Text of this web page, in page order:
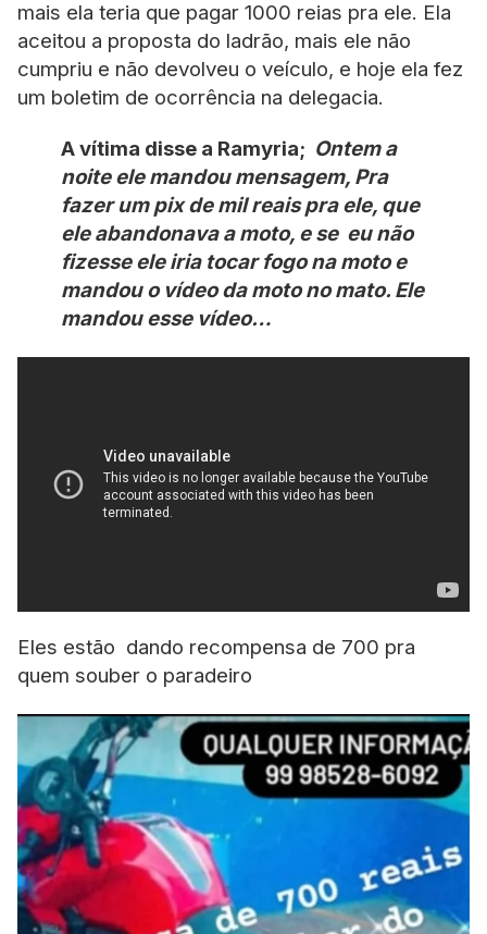
mais ela teria que pagar 1000 reias pra ele. Ela
aceitou a proposta do ladrão, mais ele não
cumpriu e não devolveu o veículo, e hoje ela fez
um boletim de ocorrência na delegacia.
A vítima disse a Ramyria; Ontem a
noite ele mandou mensagem, Pra
fazer um pix de mil reais pra ele, que
ele abandonava a moto, e se eu não
fizesse ele iria tocar fogo na moto e
mandou o vídeo da moto no mato. Ele
mandou esse vídeo…
Eles estão dando recompensa de 700 pra
quem souber o paradeiro